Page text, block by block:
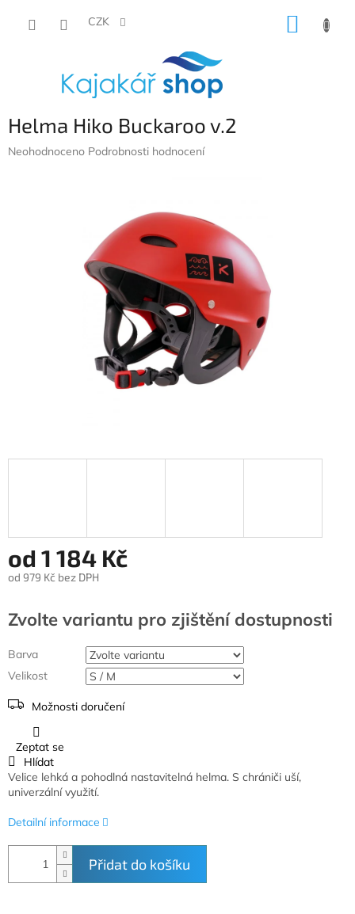
CZK
Helma Hiko Buckaroo v.2
Průměrné
Neohodnoceno Podrobnosti hodnocení
od 1 184 Kč
od 979 Kč bez DPH
cena:
Zvolte variantu
Barva
Velikost
Možnosti doručení
Přidat do košíku
Velice lehká a pohodlná nastavitelná helma. S chrániči uší,
univerzální využití.
Detailní informace
Zeptat se
Hlídat